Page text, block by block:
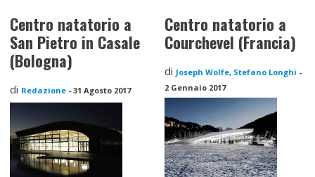
Centro natatorio a
San Pietro in Casale
(Bologna)
di Redazione -31 Agosto 2017
Centro natatorio a
Courchevel (Francia)
di Joseph Wolfe, Stefano Longhi -
2 Gennaio 2017